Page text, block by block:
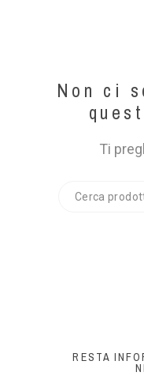
Non ci
Ti
RESTA